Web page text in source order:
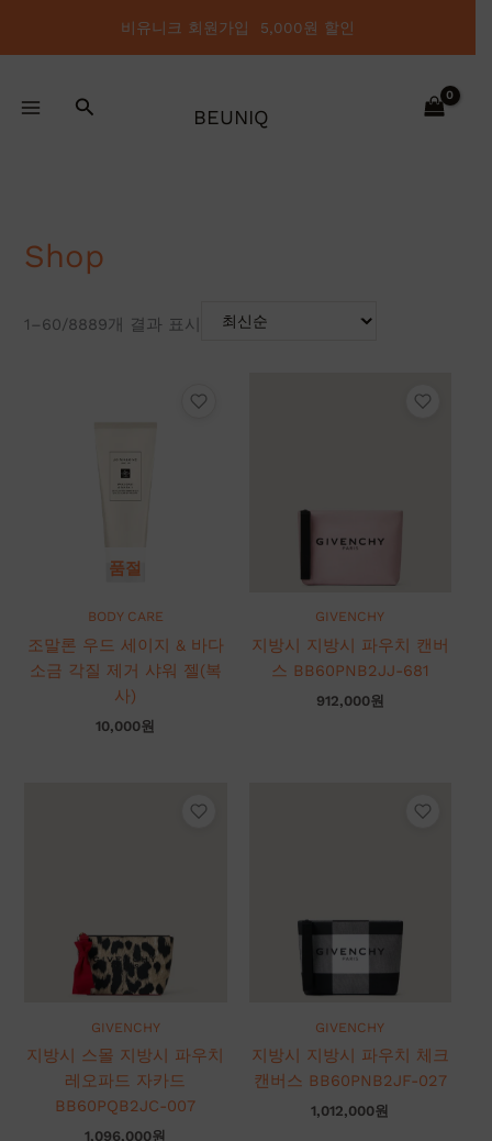
츠
비유니크 회원가입 5,000원 할인
검
BEUNIQ
Shop
1–60/8889개 결과 표시
신
순
으
됨
품절
BODY CARE
조말론 우드 세이지 & 바다
소금 각질 제거 샤워 젤(복
사)
10,000원
GIVENCHY
지방시 지방시 파우치 캔버
스 BB60PNB2JJ-681
912,000원
GIVENCHY
지방시 스몰 지방시 파우치
레오파드 자카드
BB60PQB2JC-007
1,096,000원
GIVENCHY
지방시 지방시 파우치 체크
캔버스 BB60PNB2JF-027
1,012,000원